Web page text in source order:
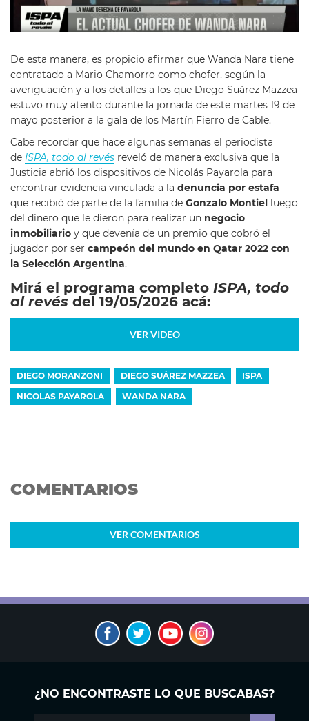
De esta manera, es propicio afirmar que Wanda Nara tiene
contratado a Mario Chamorro como chofer, según la
averiguación y a los detalles a los que Diego Suárez Mazzea
estuvo muy atento durante la jornada de este martes 19 de
mayo posterior a la gala de los Martín Fierro de Cable.
Cabe recordar que hace algunas semanas el periodista
de ISPA, todo al revés reveló de manera exclusiva que la
Justicia abrió los dispositivos de Nicolás Payarola para
encontrar evidencia vinculada a la denuncia por estafa
que recibió de parte de la familia de Gonzalo Montiel
luego
del dinero que le dieron para realizar un negocio
inmobiliario y que devenía de un premio que cobró el
jugador por ser campeón del mundo en Qatar 2022 con
la Selección Argentina.
Mirá el programa completo ISPA, todo
al revés del 19/05/2026 acá:
VER VIDEO
DIEGO MORANZONI DIEGO SUÁREZ MAZZEA ISPA
NICOLAS PAYAROLA WANDA NARA
COMENTARIOS
VERCOMENTARIOS
¿NO ENCONTRASTE LO QUE BUSCABAS?